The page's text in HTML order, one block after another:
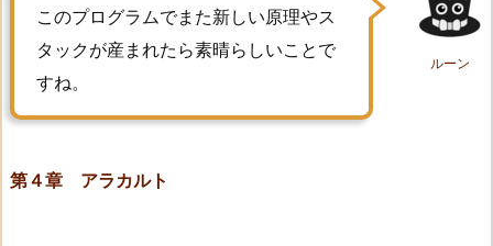
（b
e
e
ルーン
このプログラムでまた新しい原理やス
タックが産まれたら素晴らしいことで
すね。
第４章 アラカルト